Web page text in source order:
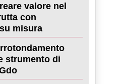
valore nel
con
misura
strumento di